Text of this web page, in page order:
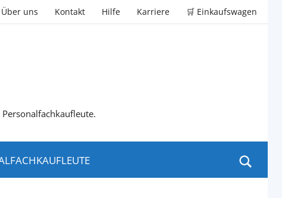
Über uns Kontakt Hilfe Karriere 🛒 Einkaufswagen